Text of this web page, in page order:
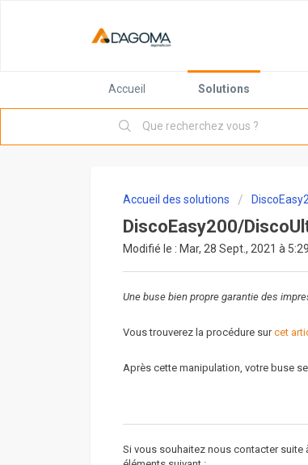
Accueil Solutions
Accueil des solutions
DiscoEasy200/
Modifié le : Mar, 28 Sept., 2021 à
Une buse bien propre garantie des
Vous trouverez la procédure surcet
Après cette manipulation, votre buse
Si vous souhaitez nous contacter